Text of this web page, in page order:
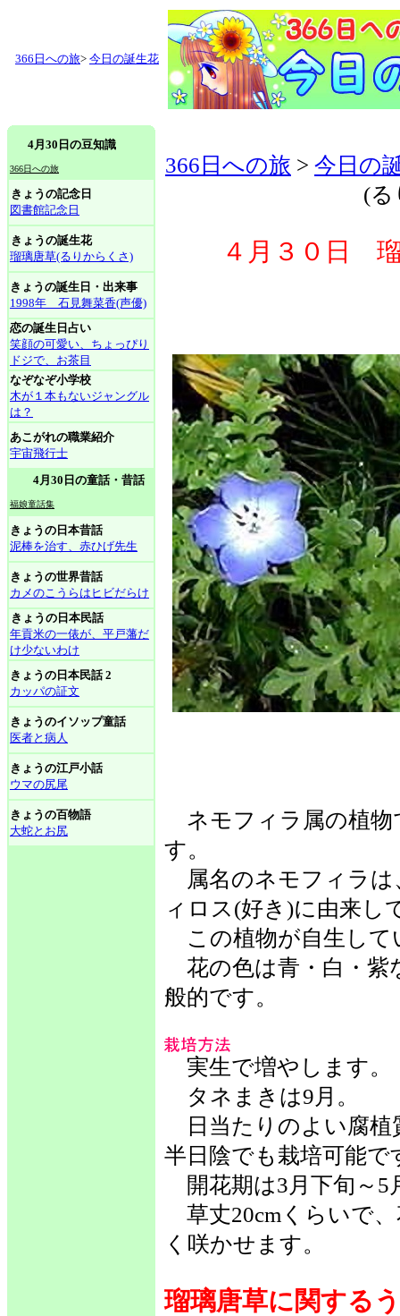
366日への旅> 今日の誕生花
4月30日の豆知識
366日への旅
きょうの記念日
図書館記念日
きょうの誕生花
瑠璃唐草(るりからくさ)
きょうの誕生日・出来事
1998年 石見舞菜香(声優)
恋の誕生日占い
笑顔の可愛い、ちょっぴり
ドジで、お茶目
なぞなぞ小学校
木が１本もないジャングル
は？
あこがれの職業紹介
宇宙飛行士
4月30日の童話・昔話
福娘童話集
きょうの日本昔話
泥棒を治す、赤ひげ先生
きょうの世界昔話
カメのこうらはヒビだらけ
きょうの日本民話
年貢米の一俵が、平戸藩だ
け少ないわけ
きょうの日本民話 2
カッパの証文
きょうのイソップ童話
医者と病人
きょうの江戸小話
ウマの尻尾
きょうの百物語
大蛇とお尻
366日への旅 > 今日の
(る
４月３０日
ネモフィラ属の植物
す。
属名のネモフィラは
ィロス(好き)に由来し
この植物が自生して
花の色は青・白・紫
般的です。
実生で増やします。
タネまきは9月。
日当たりのよい腐植
半日陰でも栽培可能で
開花期は3月下旬～5
草丈20cmくらいで
く咲かせます。
瑠璃唐草に関する